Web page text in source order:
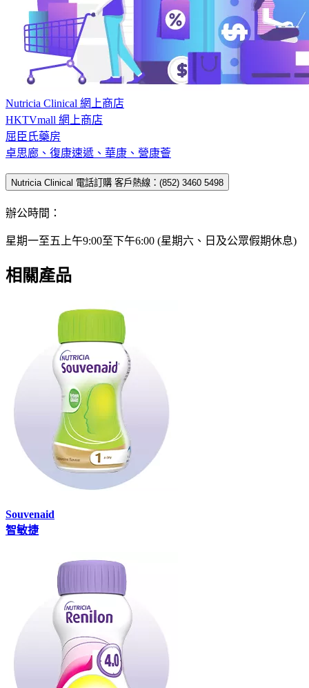
Nutricia Clinical 網上商店
HKTVmall 網上商店
屈臣氏藥房
卓思廊、復康速遞、華康、營康薈
Nutricia Clinical 電話訂購 客戶熱線：(852) 3460 5498
辦公時間：
星期一至五上午9:00至下午6:00 (星期六、日及公眾假期休息)
相關產品
Souvenaid
智敏捷